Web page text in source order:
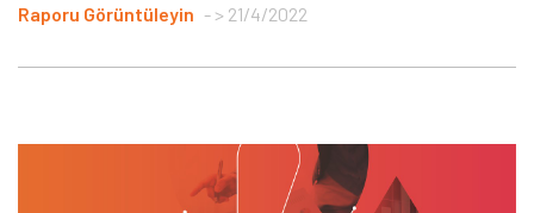
Raporu Görüntüleyin > 21/4/2022